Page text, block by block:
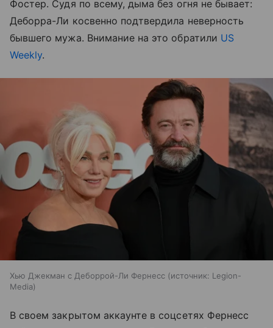
Фостер. Судя по всему, дыма без огня не бывает:
Деборра-Ли косвенно подтвердила неверность
бывшего мужа. Внимание на это обратили US
Weekly.
Хью Джекман с Деборрой-Ли Фернесс источник: Legion-
Media
В своем закрытом аккаунте в соцсетях Фернесс